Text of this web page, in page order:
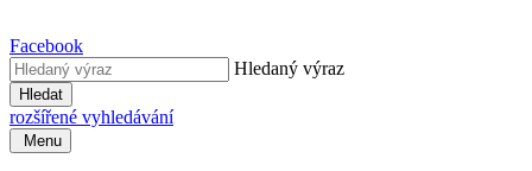
Facebook
Hledaný výraz
Hledat
rozšířené vyhledávání
Menu